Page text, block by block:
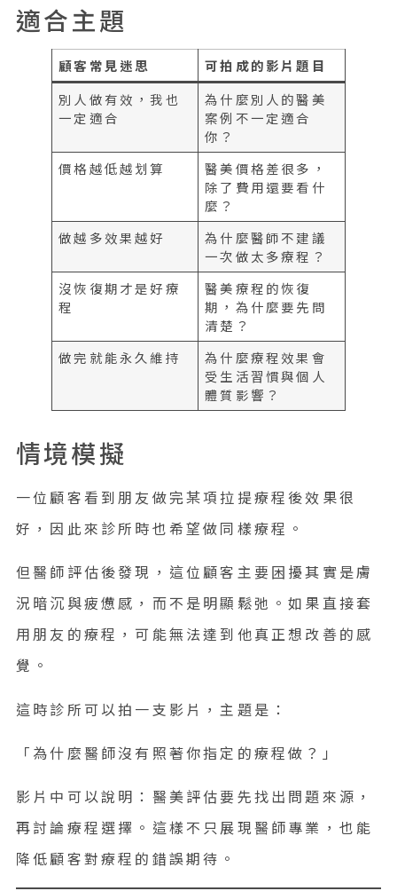
適合主題
顧客常見迷思
可拍成的影片題目
別人做有效，我也
一定適合
為什麼別人的醫美
案例不一定適合
你？
價格越低越划算
醫美價格差很多，
除了費用還要看什
麼？
做越多效果越好
為什麼醫師不建議
一次做太多療程？
沒恢復期才是好療
程
醫美療程的恢復
期，為什麼要先問
清楚？
做完就能永久維持
為什麼療程效果會
受生活習慣與個人
體質影響？
情境模擬
一位顧客看到朋友做完某項拉提療程後效果很
好，因此來診所時也希望做同樣療程。
但醫師評估後發現，這位顧客主要困擾其實是膚
況暗沉與疲憊感，而不是明顯鬆弛。如果直接套
用朋友的療程，可能無法達到他真正想改善的感
覺。
這時診所可以拍一支影片，主題是：
「為什麼醫師沒有照著你指定的療程做？」
影片中可以說明：醫美評估要先找出問題來源，
再討論療程選擇。這樣不只展現醫師專業，也能
降低顧客對療程的錯誤期待。